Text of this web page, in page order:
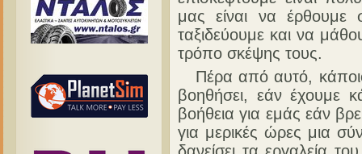
μας είναι να
ταξιδεύουμε και να
τρόπο σκέψης τους.
Πέρα από αυτό,
βοηθήσει, εάν έχουμε
βοήθεια για εμάς εάν
για μερικές ώρες μια